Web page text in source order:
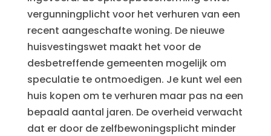
vergunningplicht voor het verhuren van een
recent aangeschafte woning. De nieuwe
huisvestingswet maakt het voor de
desbetreffende gemeenten mogelijk om
speculatie te ontmoedigen. Je kunt wel een
huis kopen om te verhuren maar pas na een
bepaald aantal jaren. De overheid verwacht
dat er door de zelfbewoningsplicht minder